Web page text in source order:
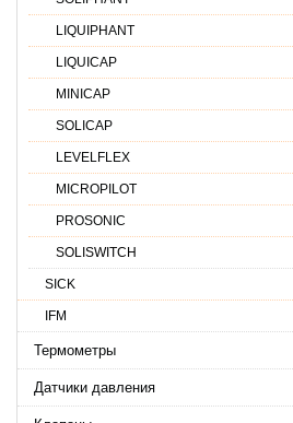
LIQUIPHANT
LIQUICAP
MINICAP
SOLICAP
LEVELFLEX
MICROPILOT
PROSONIC
SOLISWITCH
SICK
IFM
Термометры
Датчики давления